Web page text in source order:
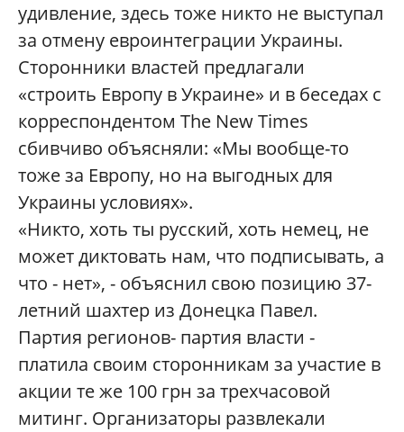
удивление, здесь тоже никто не выступал
за отмену евроинтеграции Украины.
Сторонники властей предлагали
«строить Европу в Украине» и в беседах с
корреспондентом The New Times
сбивчиво объясняли: «Мы вообще-то
тоже за Европу, но на выгодных для
Украины условиях».
«Никто, хоть ты русский, хоть немец, не
может диктовать нам, что подписывать, а
что - нет», - объяснил свою позицию 37-
летний шахтер из Донецка Павел.
Партия регионов- партия власти -
платила своим сторонникам за участие в
акции те же 100 грн за трехчасовой
митинг. Организаторы развлекали